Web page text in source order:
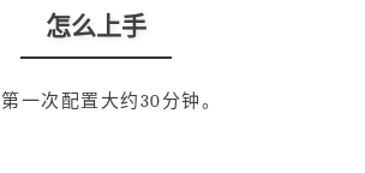
怎么上手
一次配置大约30分钟。